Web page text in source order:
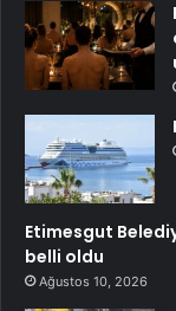
Etimesgut
belli oldu
Ağustos 10, 2026